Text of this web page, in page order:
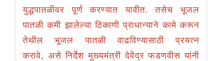
युद्धपातळीवर पूर्ण करण्यात यावीत. तसेच भूजल
पातळी कमी झालेल्या ठिकाणी प्राधान्याने कामे करून
तेथील भूजल पातळी वाढविण्यासाठी प्रयत्न
करावे, असे निर्देश मुख्यमंत्री देवेंद्र फडणवीस यांनी